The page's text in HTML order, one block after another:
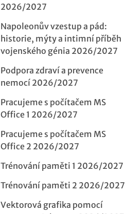
2026/2027
Napoleonův vzestup a pád:
historie, mýty a intimní příběh
vojenského génia 2026/2027
Podpora zdraví a prevence
nemocí 2026/2027
Pracujeme s počítačem MS
Office 1 2026/2027
Pracujeme s počítačem MS
Office 2 2026/2027
Trénování paměti 1 2026/2027
Trénování paměti 2 2026/2027
Vektorová grafika pomocí